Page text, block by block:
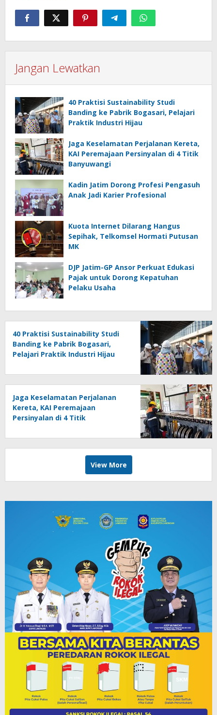
Jangan Lewatkan
40 Praktisi Sustainability Studi
Banding ke Pabrik Bogasari, Pelajari
Praktik Industri Hijau
Jaga Keselamatan Perjalanan Kereta,
KAI Peremajaan Persinyalan di 4 Titik
Banyuwangi
Kadin Jatim Dorong Profesi Pengasuh
Anak Jadi Karier Profesional
Kuota Internet Dilarang Hangus
Sepihak, Telkomsel Hormati Putusan
MK
DJP Jatim-GP Ansor Perkuat Edukasi
Pajak untuk Dorong Kepatuhan
Pelaku Usaha
40 Praktisi Sustainability Studi
Banding ke Pabrik Bogasari,
Pelajari Praktik Industri Hijau
Jaga Keselamatan Perjalanan
Kereta, KAI Peremajaan
Persinyalan di 4 Titik
View More